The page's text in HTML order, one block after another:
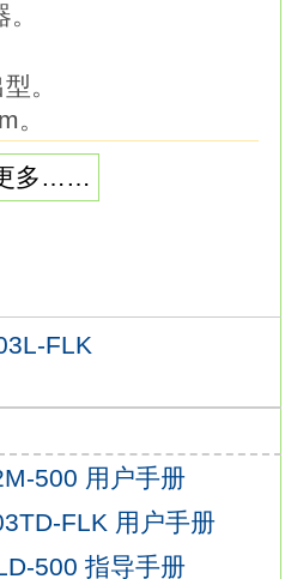
。
。
时的棒状端子对应品
器的热感应部件。
场所、 周围环境选择
及端子部形状各异的
，温度输入型。
电源AC100～240V
多……
FLK
500 用户手册
FLK 用户手册
500 指导手册